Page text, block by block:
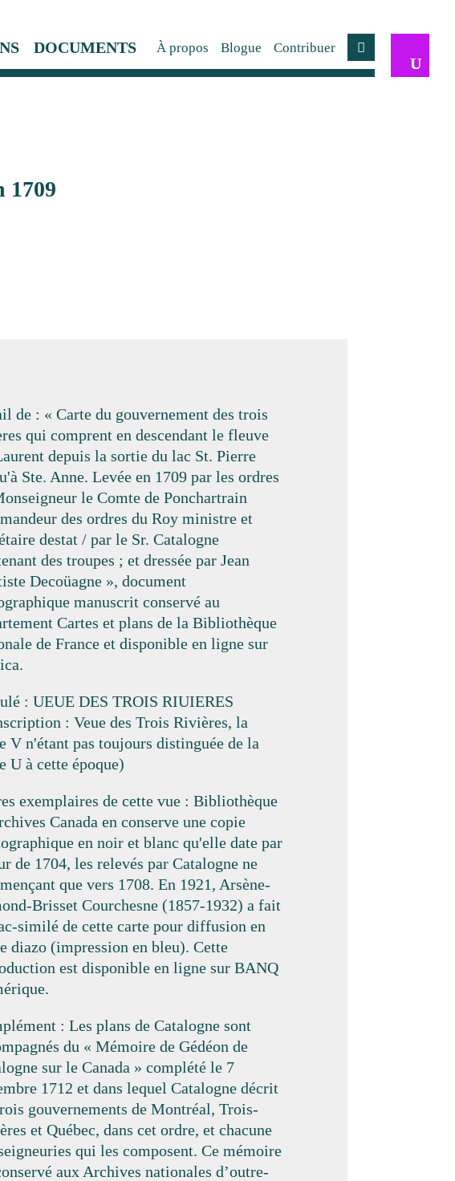
DOCUMENTS À propos Blogue Contribuer Compte
1709
de : « Carte du gouvernement des trois
qui comprent en descendant le fleuve
depuis la sortie du lac St. Pierre
Ste. Anne. Levée en 1709 par les ordres
le Comte de Ponchartrain
des ordres du Roy ministre et
destat / par le Sr. Catalogne
des troupes ; et dressée par Jean
Decoüagne », document
manuscrit conservé au
Cartes et plans de la Bibliothèque
de France et disponible en ligne sur
: UEUE DES TROIS RIUIERES
: Veue des Trois Rivières, la
V n'étant pas toujours distinguée de la
U à cette époque)
exemplaires de cette vue : Bibliothèque
Canada en conserve une copie
en noir et blanc qu'elle date par
de 1704, les relevés par Catalogne ne
que vers 1708. En 1921, Arsène-
Brisset Courchesne (1857-1932) a fait
similé de cette carte pour diffusion en
diazo (impression en bleu). Cette
est disponible en ligne sur BANQ
: Les plans de Catalogne sont
du « Mémoire de Gédéon de
sur le Canada » complété le 7
1712 et dans lequel Catalogne décrit
gouvernements de Montréal, Trois-
et Québec, dans cet ordre, et chacune
qui les composent. Ce mémoire
aux Archives nationales d’outre-